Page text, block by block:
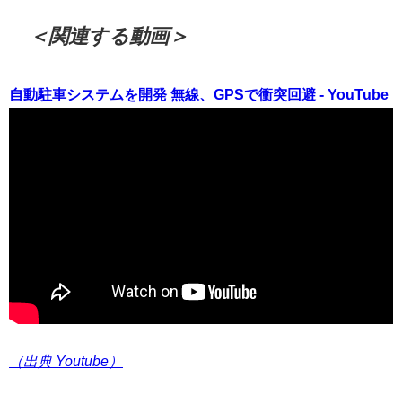
＜関連する動画＞
自動駐車システムを開発 無線、GPSで衝突回避 - YouTube
（出典 Youtube）